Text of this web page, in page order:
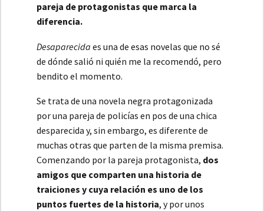
pareja de protagonistas que marca la
diferencia.
Desaparecida es una de esas novelas que no sé
de dónde salió ni quién me la recomendó, pero
bendito el momento.
Se trata de una novela negra protagonizada
por una pareja de policías en pos de una chica
desparecida y, sin embargo, es diferente de
muchas otras que parten de la misma premisa.
Comenzando por la pareja protagonista, dos
amigos que comparten una historia de
traiciones y cuya relación es uno de los
puntos fuertes de la historia, y por unos